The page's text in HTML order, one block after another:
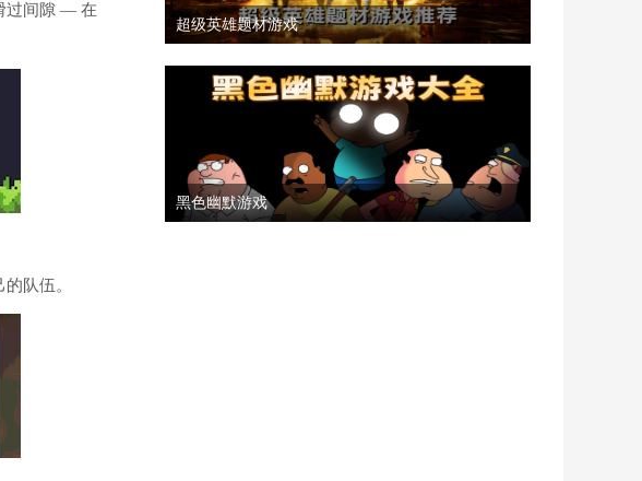
过间隙 — 在
队伍。
超级英雄题材游戏
黑色幽默游戏